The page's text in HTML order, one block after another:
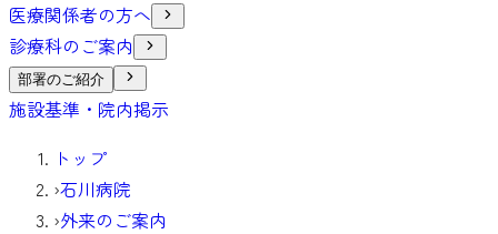
医療関係者の方へ
診療科のご案内
部署のご紹介
施設基準・院内掲示
トップ
›石川病院
›外来のご案内